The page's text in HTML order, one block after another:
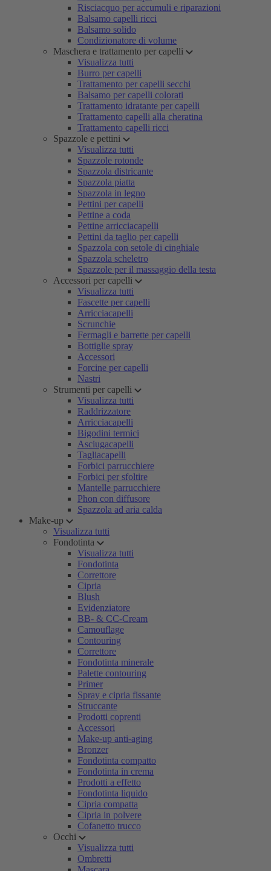
Risciacquo per accumuli e riparazioni
Balsamo capelli ricci
Balsamo solido
Condizionatore di volume
Maschera e trattamento per capelli
Visualizza tutti
Burro per capelli
Trattamento per capelli secchi
Balsamo per capelli colorati
Trattamento idratante per capelli
Trattamento capelli alla cheratina
Trattamento capelli ricci
Spazzole e pettini
Visualizza tutti
Spazzole rotonde
Spazzola districante
Spazzola piatta
Spazzola in legno
Pettini per capelli
Pettine a coda
Pettine arricciacapelli
Pettini da taglio per capelli
Spazzola con setole di cinghiale
Spazzola scheletro
Spazzole per il massaggio della testa
Accessori per capelli
Visualizza tutti
Fascette per capelli
Arricciacapelli
Scrunchie
Fermagli e barrette per capelli
Bottiglie spray
Accessori
Forcine per capelli
Nastri
Strumenti per capelli
Visualizza tutti
Raddrizzatore
Arricciacapelli
Bigodini termici
Asciugacapelli
Tagliacapelli
Forbici parrucchiere
Forbici per sfoltire
Mantelle parrucchiere
Phon con diffusore
Spazzola ad aria calda
Make-up
Visualizza tutti
Fondotinta
Visualizza tutti
Fondotinta
Correttore
Cipria
Blush
Evidenziatore
BB- & CC-Cream
Camouflage
Contouring
Correttore
Fondotinta minerale
Palette contouring
Primer
Spray e cipria fissante
Struccante
Prodotti coprenti
Accessori
Make-up anti-aging
Bronzer
Fondotinta compatto
Fondotinta in crema
Prodotti a effetto
Fondotinta liquido
Cipria compatta
Cipria in polvere
Cofanetto trucco
Occhi
Visualizza tutti
Ombretti